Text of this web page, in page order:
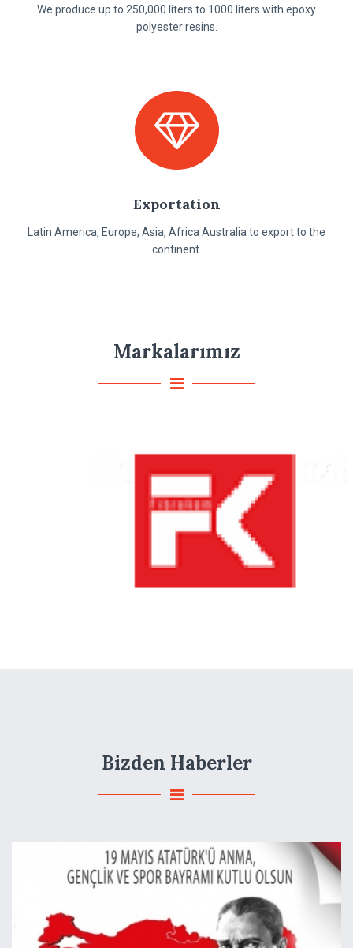
We produce up to 250,000 liters to 1000 liters with epoxy
polyester resins.
Exportation
Latin America, Europe, Asia, Africa Australia to export to the
continent.
Markalarımız
Bizden Haberler